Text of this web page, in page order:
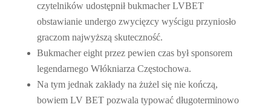
czytelników udostępnił bukmacher LVBET
obstawianie undergo zwycięzcy wyścigu przyniosło
graczom najwyższą skuteczność.
Bukmacher eight przez pewien czas był sponsorem
legendarnego Włókniarza Częstochowa.
Na tym jednak zakłady na żużel się nie kończą,
bowiem LV BET pozwala typować długoterminowo